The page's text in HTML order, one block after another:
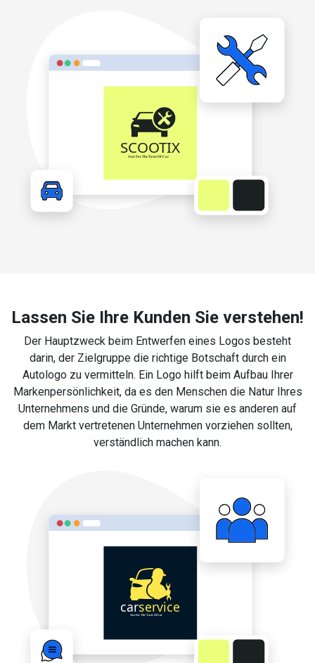
Lassen Sie Ihre Kunden Sie verstehen!
Der Hauptzweck beim Entwerfen eines Logos besteht
darin, der Zielgruppe die richtige Botschaft durch ein
Autologo zu vermitteln. Ein Logo hilft beim Aufbau Ihrer
Markenpersönlichkeit, da es den Menschen die Natur Ihres
Unternehmens und die Gründe, warum sie es anderen auf
dem Markt vertretenen Unternehmen vorziehen sollten,
verständlich machen kann.